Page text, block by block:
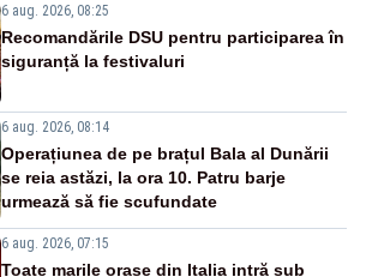
6 aug. 2026, 08:25
Recomandările DSU pentru participarea în
siguranță la festivaluri
6 aug. 2026, 08:14
Operațiunea de pe brațul Bala al Dunării
se reia astăzi, la ora 10. Patru barje
urmează să fie scufundate
6 aug. 2026, 07:15
Toate marile orașe din Italia intră sub